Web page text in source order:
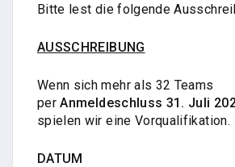
Bitte lest die folgende
AUSSCHREIBUNG
Wenn sich mehr als 32 Teams
perAnmeldeschluss 31. Juli
spielen wir eine Vorqualifikation.
DATUM